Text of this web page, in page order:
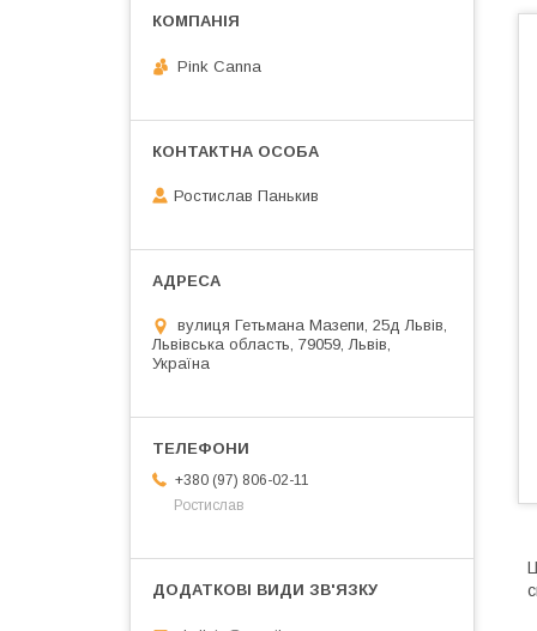
Pink Canna
Ростислав Панькив
вулиця Гетьмана Мазепи, 25д Львів,
Львівська область, 79059, Львів,
Україна
+380 (97) 806-02-11
Ростислав